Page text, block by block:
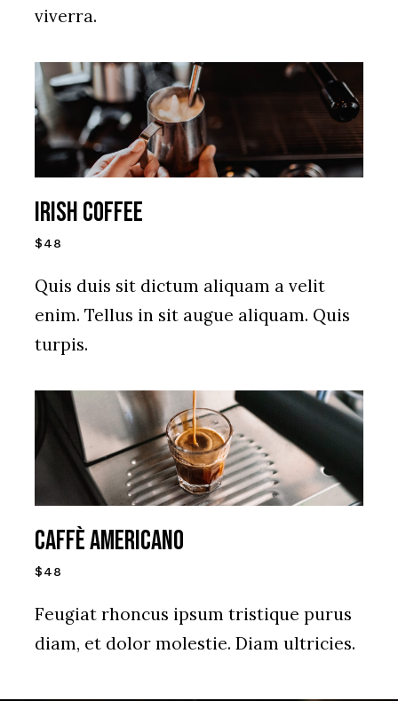
viverra.
IRISH COFFEE
$48
Quis duis sit dictum aliquam a velit
enim. Tellus in sit augue aliquam. Quis
turpis.
Caffè Americano
$48
Feugiat rhoncus ipsum tristique purus
diam, et dolor molestie. Diam ultricies.